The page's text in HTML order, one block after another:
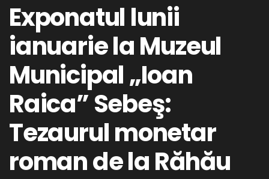
Exponatul lunii
ianuarie la Muzeul
Municipal „Ioan
Raica” Sebeş:
Tezaurul monetar
roman de la Răhău